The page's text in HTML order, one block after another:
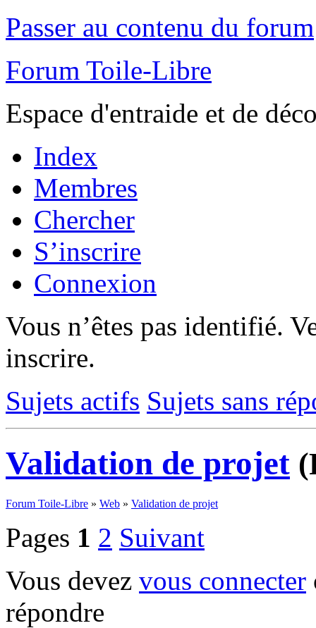
Passer au contenu du forum
Forum Toile-Libre
Espace d'entraide et de
Index
Membres
Chercher
S’inscrire
Connexion
Vous n’êtes pas identifié.
inscrire.
Sujets actifs Sujets sans
Validation de projet
Forum Toile-Libre » Web » Validation de projet
Pages 1 2 Suivant
Vous devez vous connecter
répondre